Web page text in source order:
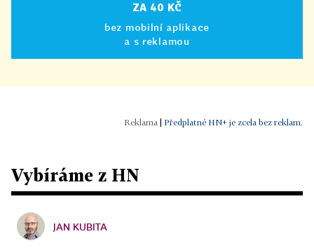
ZA 40 KČ
bez mobilní aplikace
a s reklamou
Předplatné HN+ je zcela bez reklam.
Vybíráme z HN
JAN KUBITA